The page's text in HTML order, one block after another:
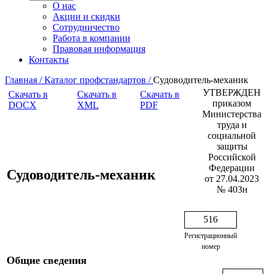
О нас
Акции и скидки
Сотрудничество
Работа в компании
Правовая информация
Контакты
Главная /Каталог профстандартов /Судоводитель-механик
Скачать в
DOCX
Скачать в
XML
Скачать в
PDF
УТВЕРЖДЕН
приказом
Министерства
труда и
социальной
защиты
Российской
Федерации
от 27.04.2023
№ 403н
Судоводитель-механик
516
Регистрационный
номер
Общие сведения